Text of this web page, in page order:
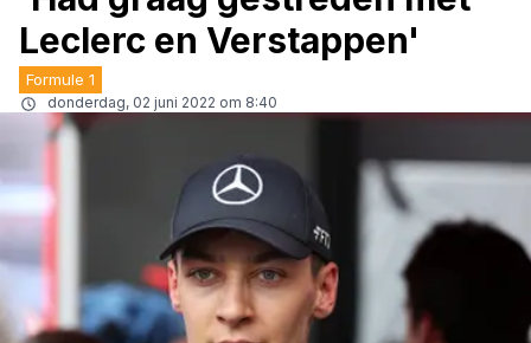
Leclerc en Verstappen'
Formule 1
donderdag, 02 juni 2022 om 8:40